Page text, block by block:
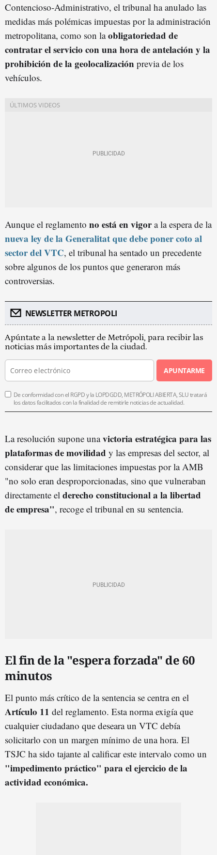
Contencioso-Administrativo, el tribunal ha anulado las
medidas más polémicas impuestas por la administración
metropolitana, como son laobligatoriedad de
contratar el servicio con una hora de antelación y la
prohibición de la geolocalización previa de los
vehículos.
Aunque el reglamento no está en vigora la espera de la
nueva ley de la Generalitat que debe poner coto al
sector del VTC, el tribunal ha sentado un precedente
sobre algunos de los puntos que generaron más
controversias.
NEWSLETTER METROPOLI
Apúntate a la newsletter de Metrópoli, para recibir las
noticias más importantes de la ciudad.
APUNTARME
De conformidad con el RGPD y la LOPDGDD, METRÓPOLI ABIERTA, SLU tratará
los datos facilitados con la finalidad de remitirle noticias de actualidad.
La resolución supone unavictoria estratégica para las
plataformas de movilidad y las empresas del sector, al
considerar que las limitaciones impuestas por la AMB
"no solo eran desproporcionadas, sino que vulneraban
directamente el derecho constitucional a la libertad
de empresa", recoge el tribunal en su sentencia.
El fin de la "espera forzada" de 60
minutos
El punto más crítico de la sentencia se centra en el
Artículo 11 del reglamento. Esta norma exigía que
cualquier ciudadano que deseara un VTC debía
solicitarlo con un margen mínimo de una hora. El
TSJC ha sido tajante al calificar este intervalo como un
"impedimento práctico" para el ejercicio de la
actividad económica.